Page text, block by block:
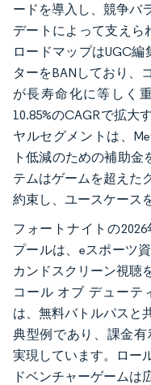
ードを導入し、競争バ
デートによって支えら
ロードマップはUGC
ターをBANしており、
が長寿命化に等しく
10.85%のCAGRで拡大
ヤルセグメントは、
ト低減のための補助金
テムはゲームを超えた
約束し、ユースケース
フォートナイトの
プールは、eスポーツ
カンドスクリーン視聴
コール オブ デューテ
は、無料バトルパスと
典型例であり、課金有
実現しています。ロー
ドベンチャーゲームは